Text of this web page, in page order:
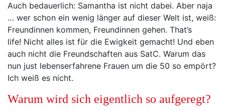
Auch bedauerlich: Samantha ist nicht dabei. Aber naja
… wer schon ein wenig länger auf dieser Welt ist, weiß:
Freundinnen kommen, Freundinnen gehen. That’s
life! Nicht alles ist für die Ewigkeit gemacht! Und eben
auch nicht die Freundschaften aus SatC. Warum das
nun just lebenserfahrene Frauen um die 50 so empört?
Ich weiß es nicht.
Warum wird sich eigentlich so aufgeregt?